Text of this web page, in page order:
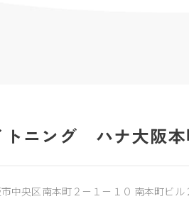
トニング ハナ大阪本
中央区南本町２－１－１０ 南本町ビル